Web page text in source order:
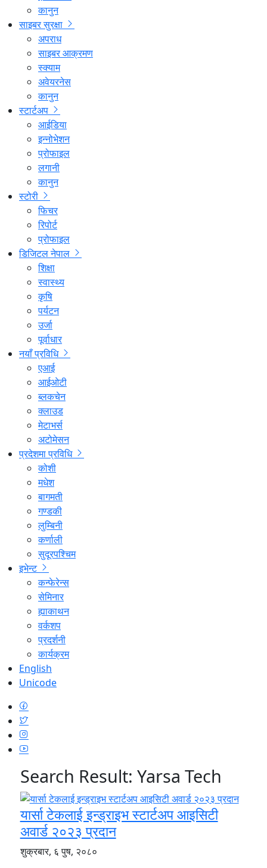
कानुन
साइबर सुरक्षा
अपराध
साइबर आक्रमण
स्क्याम
अवेयरनेस
कानुन
स्टार्टअप
आईडिया
इन्नोभेशन
प्रोफाइल
लगानी
कानुन
स्टोरी
फिचर
रिपोर्ट
प्रोफाइल
डिजिटल नेपाल
शिक्षा
स्वास्थ्य
कृषि
पर्यटन
उर्जा
पूर्वाधार
नयाँ प्रविधि
एआई
आईओटी
ब्लकचेन
क्लाउड
मेटाभर्स
अटोमेसन
प्रदेशमा प्रविधि
कोशी
मधेश
बागमती
गण्डकी
लुम्बिनी
कर्णाली
सुदूरपश्चिम
इभेन्ट
कन्फेरेन्स
सेमिनार
ह्याकाथन
वर्कशप
प्रदर्शनी
कार्यक्रम
English
Unicode
Search Result: Yarsa Tech
यार्सा टेकलाई इन्ड्राइभ स्टार्टअप आइसिटी
अवार्ड २०२३ प्रदान
शुक्रबार, ६ पुष, २०८०